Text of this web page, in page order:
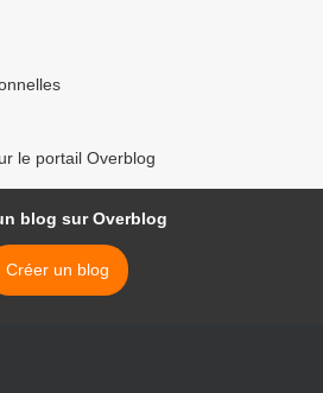
le portail Overblog
blog sur Overblog
Créer un blog